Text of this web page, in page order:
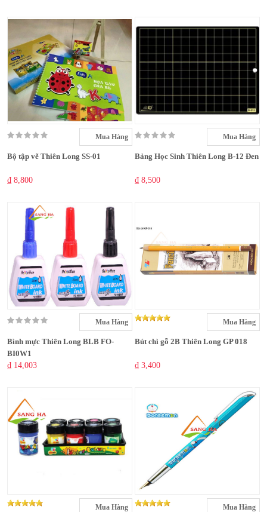
Mua Hàng
Bộ tập vẽ Thiên Long SS-01
₫ 8,800
Mua Hàng
Bảng Học Sinh Thiên Long B-12 Đen
₫ 8,500
Mua Hàng
Bình mực Thiên Long BLB FO-
BI0W1
₫ 14,003
Mua Hàng
Bút chì gỗ 2B Thiên Long GP 018
₫ 3,400
Mua Hàng Mua Hàng